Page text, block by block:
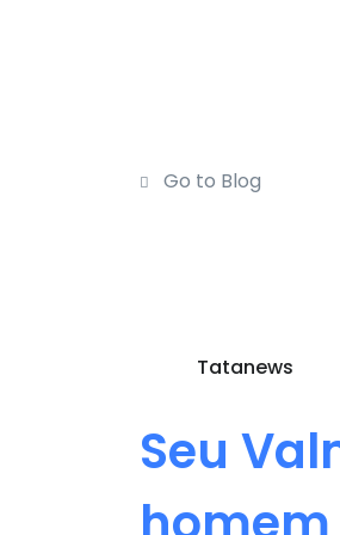
Go to Blog
Tatanews
Seu